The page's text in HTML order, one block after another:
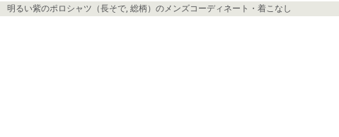
明るい紫のポロシャツ（長そで, 総柄）のメンズコーディネート・着こなし